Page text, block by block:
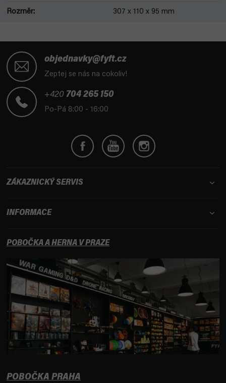
Rozměr: 307 x 110 x 95 mm
objednavky@fyft.cz
Zeptej se nás na cokoliv!
+420 704 265 150
Po-Pá 8:00 - 16:00
ZÁKAZNICKÝ SERVIS
INFORMACE
POBOČKA A HERNA V PRAZE
POBOČKA PRAHA